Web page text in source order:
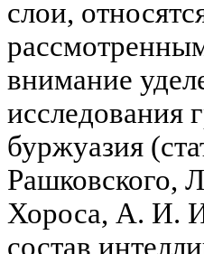
слои,
внимание
исследования
буржуазия
Рашковского,
Хороса, А. И.
состав